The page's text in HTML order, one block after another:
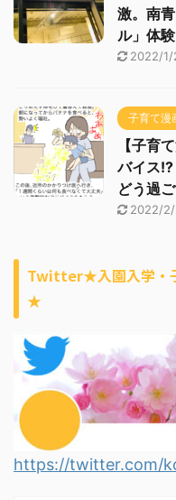
激。南
ル」体
2022/1/
子育て漫
【子育
バイス
どう過
2022/
Twitter★入園入学・
★
https://twitter.com/